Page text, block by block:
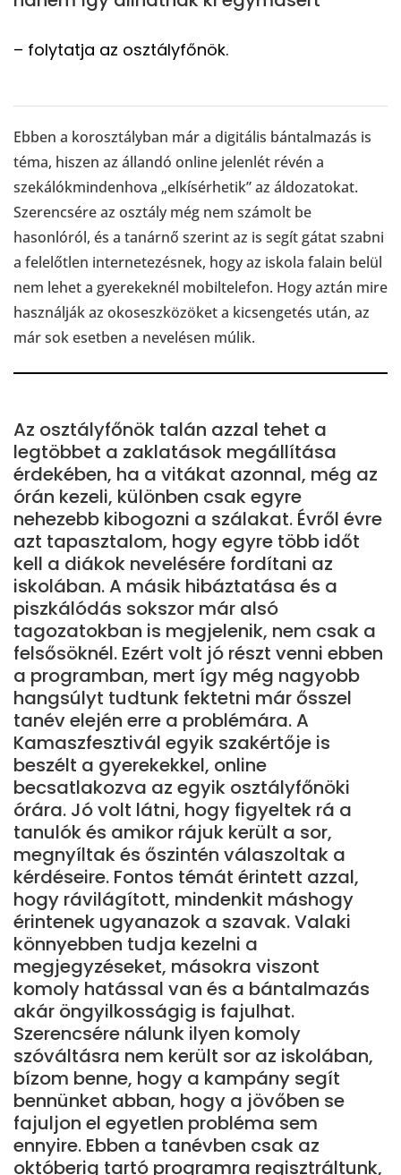
– folytatja az osztályfőnök.
Ebben a korosztályban már a digitális bántalmazás is
téma, hiszen az állandó online jelenlét révén a
szekálókmindenhova „elkísérhetik” az áldozatokat.
Szerencsére az osztály még nem számolt be
hasonlóról, és a tanárnő szerint az is segít gátat szabni
a felelőtlen internetezésnek, hogy az iskola falain belül
nem lehet a gyerekeknél mobiltelefon. Hogy aztán mire
használják az okoseszközöket a kicsengetés után, az
már sok esetben a nevelésen múlik.
Az osztályfőnök talán azzal tehet a
legtöbbet a zaklatások megállítása
érdekében, ha a vitákat azonnal, még az
órán kezeli, különben csak egyre
nehezebb kibogozni a szálakat. Évről évre
azt tapasztalom, hogy egyre több időt
kell a diákok nevelésére fordítani az
iskolában. A másik hibáztatása és a
piszkálódás sokszor már alsó
tagozatokban is megjelenik, nem csak a
felsősöknél. Ezért volt jó részt venni ebben
a programban, mert így még nagyobb
hangsúlyt tudtunk fektetni már ősszel
tanév elején erre a problémára. A
Kamaszfesztivál egyik szakértője is
beszélt a gyerekekkel, online
becsatlakozva az egyik osztályfőnöki
órára. Jó volt látni, hogy figyeltek rá a
tanulók és amikor rájuk került a sor,
megnyíltak és őszintén válaszoltak a
kérdéseire. Fontos témát érintett azzal,
hogy rávilágított, mindenkit máshogy
érintenek ugyanazok a szavak. Valaki
könnyebben tudja kezelni a
megjegyzéseket, másokra viszont
komoly hatással van és a bántalmazás
akár öngyilkosságig is fajulhat.
Szerencsére nálunk ilyen komoly
szóváltásra nem került sor az iskolában,
bízom benne, hogy a kampány segít
bennünket abban, hogy a jövőben se
fajuljon el egyetlen probléma sem
ennyire. Ebben a tanévben csak az
októberig tartó programra regisztráltunk,